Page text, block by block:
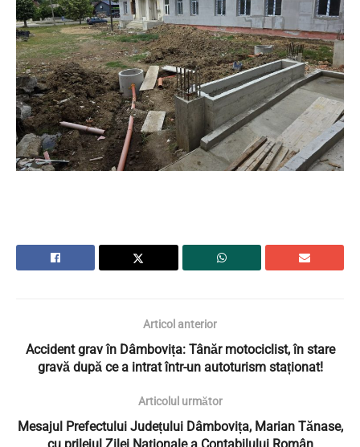
Articol anterior
Accident grav în Dâmbovița: Tânăr motociclist, în stare
gravă după ce a intrat într-un autoturism staționat!
Articolul următor
Mesajul Prefectului Județului Dâmbovița, Marian Tănase,